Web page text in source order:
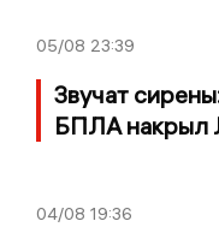
05/08 23:39
Звучат
БПЛА накрыл
04/08 19:36